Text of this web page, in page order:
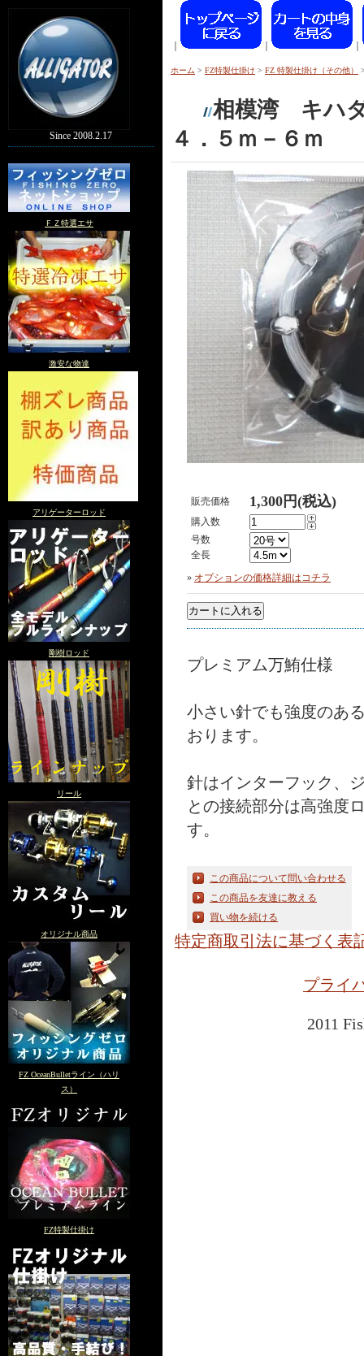
Since 2008.2.17
ＦＺ特選エサ
激安な物達
アリゲーターロッド
剛樹ロッド
リール
オリジナル商品
FZ OceanBulletライン（ハリ
ス）
FZ特製仕掛け
ホーム > FZ特製仕掛け > FZ 特製仕掛け（その他）
相模湾 キハ
４．５ｍ－６ｍ
販売価格 1,300円(税込)
購入数
号数
全長
» オプションの価格詳細はコチラ
プレミアム万鮪仕様
小さい針でも強度のあ
おります。
針はインターフック、
との接続部分は高強度
す。
この商品について問い合わせる
この商品を友達に教える
買い物を続ける
特定商取引法に基づく表
プライ
2011